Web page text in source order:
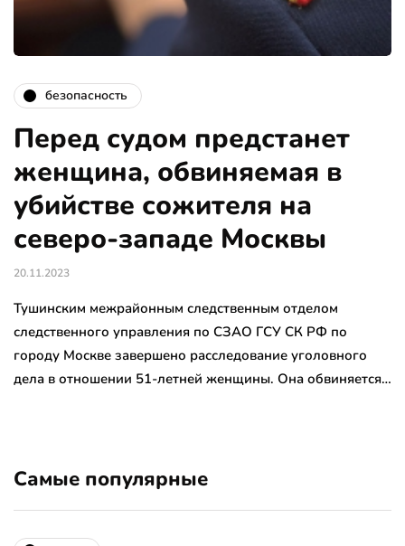
безопасность
Перед судом предстанет
женщина, обвиняемая в
убийстве сожителя на
северо-западе Москвы
20.11.2023
Тушинским межрайонным следственным отделом
следственного управления по СЗАО ГСУ СК РФ по
городу Москве завершено расследование уголовного
дела в отношении 51-летней женщины. Она обвиняется…
Самые популярные